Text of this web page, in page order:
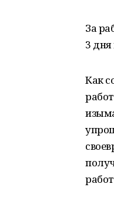
За
3
Как